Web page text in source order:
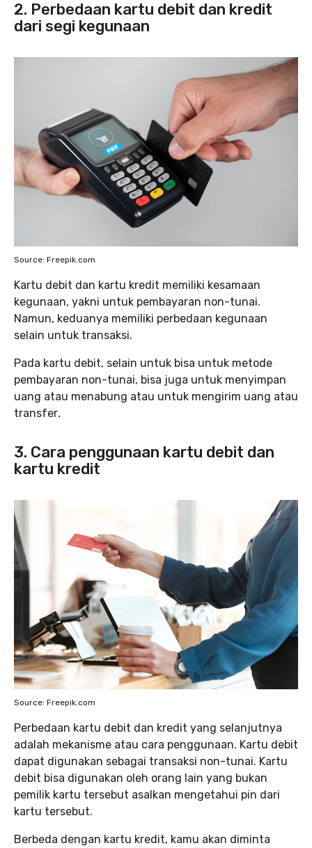
2. Perbedaan kartu debit dan kredit
dari segi kegunaan
Source: Freepik.com
Kartu debit dan kartu kredit memiliki kesamaan
kegunaan, yakni untuk pembayaran non-tunai.
Namun, keduanya memiliki perbedaan kegunaan
selain untuk transaksi.
Pada kartu debit, selain untuk bisa untuk metode
pembayaran non-tunai, bisa juga untuk menyimpan
uang atau menabung atau untuk mengirim uang atau
transfer.
3. Cara penggunaan kartu debit dan
kartu kredit
Source: Freepik.com
Perbedaan kartu debit dan kredit yang selanjutnya
adalah mekanisme atau cara penggunaan. Kartu debit
dapat digunakan sebagai transaksi non-tunai. Kartu
debit bisa digunakan oleh orang lain yang bukan
pemilik kartu tersebut asalkan mengetahui pin dari
kartu tersebut.
Berbeda dengan kartu kredit, kamu akan diminta